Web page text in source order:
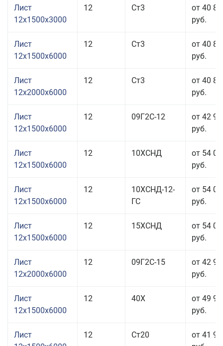
Лист
12x1500x3000
12 Ст3
от 40
руб.
Лист
12x1500x6000
12 Ст3
от 40
руб.
Лист
12x2000x6000
12 Ст3
от 40
руб.
Лист
12x1500x6000
12 09Г2С-12
от 42
руб.
Лист
12x1500x6000
12 10ХСНД
от 54
руб.
Лист
12x1500x6000
12
10ХСНД-12-
ГС
от 54
руб.
Лист
12x1500x6000
12 15ХСНД
от 54
руб.
Лист
12x2000x6000
12 09Г2С-15
от 42
руб.
Лист
12x1500x6000
12 40Х
от 49
руб.
Лист
12 Ст20
от 41